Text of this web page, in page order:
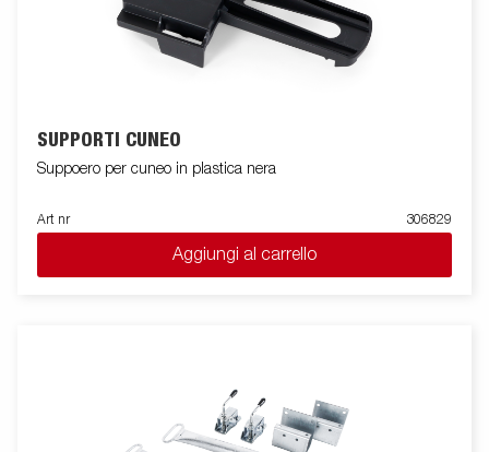
SUPPORTI CUNEO
Suppoero per cuneo in plastica nera
Art nr 306829
Aggiungi al carrello